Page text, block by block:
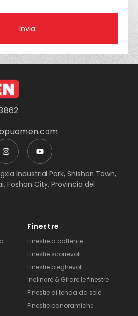
Invia
Industrial Park, Shishan Town,
Foshan City, Provincia del
Finestre
Finestre a battente
Finestre scorrevoli
Finestre pieghevoli
Inclinare & Girare le finestre
Finestre di tenda da sole
Finestre panoramiche